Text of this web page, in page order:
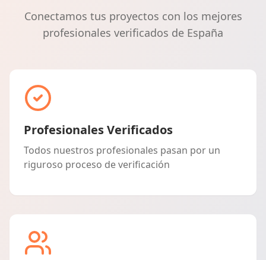
Conectamos tus proyectos con los mejores
profesionales verificados de España
Profesionales Verificados
Todos nuestros profesionales pasan por un
riguroso proceso de verificación